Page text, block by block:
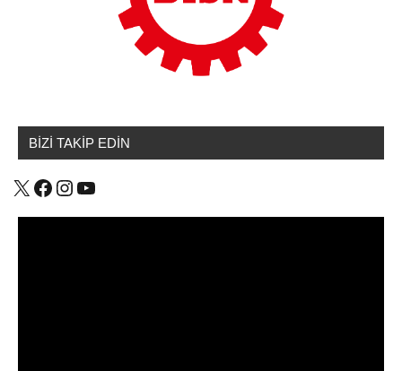
BİZİ TAKİP EDİN
X Facebook
Instagram
YouTube